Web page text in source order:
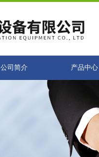
公司简介 产品中心